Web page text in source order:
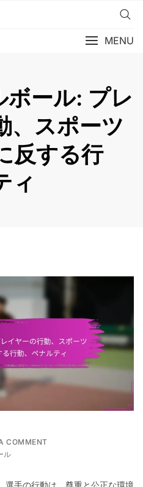
MENU
ボール: プレ
、スポーツ
反する行
ィ
COMMENTON
ル